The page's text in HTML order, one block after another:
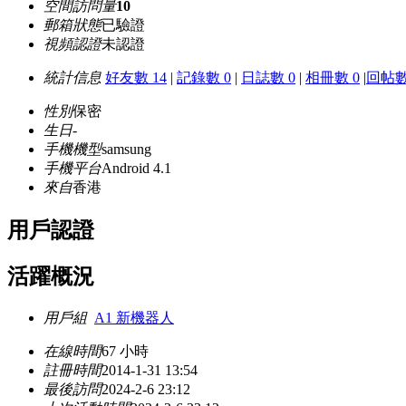
空間訪問量10
郵箱狀態已驗證
視頻認證未認證
統計信息 好友數 14 | 記錄數 0 | 日誌數 0 | 相冊數 0 |回帖
性別保密
生日-
手機機型samsung
手機平台Android 4.1
來自香港
用戶認證
活躍概況
用戶組 A1 新機器人
在線時間67 小時
註冊時間2014-1-31 13:54
最後訪問2024-2-6 23:12